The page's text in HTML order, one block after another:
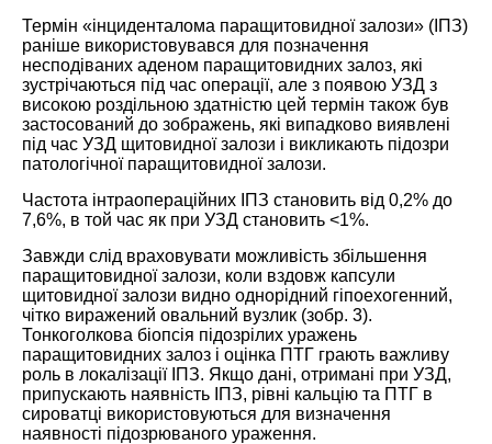
Термін «інциденталома паращитовидної залози» (ІПЗ)
раніше використовувався для позначення
несподіваних аденом паращитовидних залоз, які
зустрічаються під час операції, але з появою УЗД з
високою роздільною здатністю цей термін також був
застосований до зображень, які випадково виявлені
під час УЗД щитовидної залози і викликають підозри
патологічної паращитовидної залози.
Частота інтраопераційних ІПЗ становить від 0,2% до
7,6%, в той час як при УЗД становить <1%.
Завжди слід враховувати можливість збільшення
паращитовидної залози, коли вздовж капсули
щитовидної залози видно однорідний гіпоехогенний,
чітко виражений овальний вузлик (зобр. 3).
Тонкоголкова біопсія підозрілих уражень
паращитовидних залоз і оцінка ПТГ грають важливу
роль в локалізації ІПЗ. Якщо дані, отримані при УЗД,
припускають наявність ІПЗ, рівні кальцію та ПТГ в
сироватці використовуються для визначення
наявності підозрюваного ураження.